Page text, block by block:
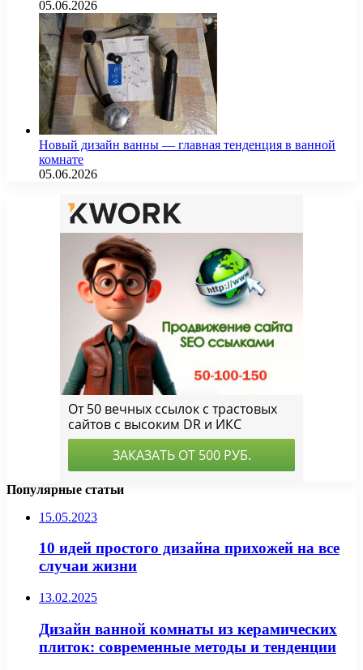
05.06.2026
Новый дизайн ванны — главная тенденция в ванной
комнате
05.06.2026
Популярные статьи
15.05.2023
10 идей простого дизайна прихожей на все
случаи жизни
13.02.2025
Дизайн ванной комнаты из керамических
плиток: современные методы и тенденции